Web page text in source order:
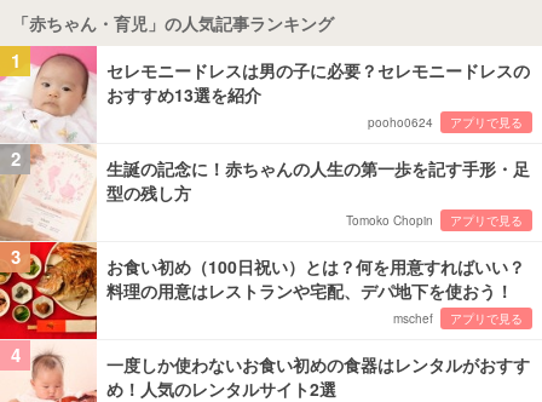
「赤ちゃん・育児」の人気記事ランキング
1
セレモニードレスは男の子に必要？セレモニードレスの
おすすめ13選を紹介
pooho0624 アプリで見る
2
生誕の記念に！赤ちゃんの人生の第一歩を記す手形・足
型の残し方
Tomoko Chopin アプリで見る
3
お食い初め（100日祝い）とは？何を用意すればいい？
料理の用意はレストランや宅配、デパ地下を使おう！
mschef アプリで見る
4
一度しか使わないお食い初めの食器はレンタルがおすす
め！人気のレンタルサイト2選